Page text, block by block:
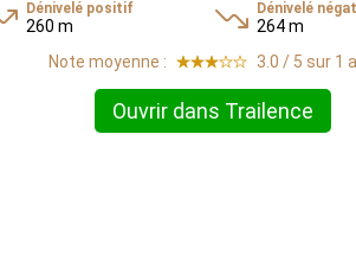
Dénivelé positif
260 m
Dénivelé
264 m
Note moyenne :
3.0 / 5 sur 1
Ouvrir dans Trailence